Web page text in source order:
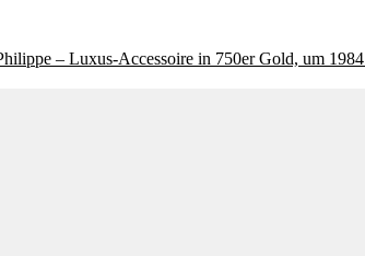
– Luxus-Accessoire in 750er Gold, um 1984